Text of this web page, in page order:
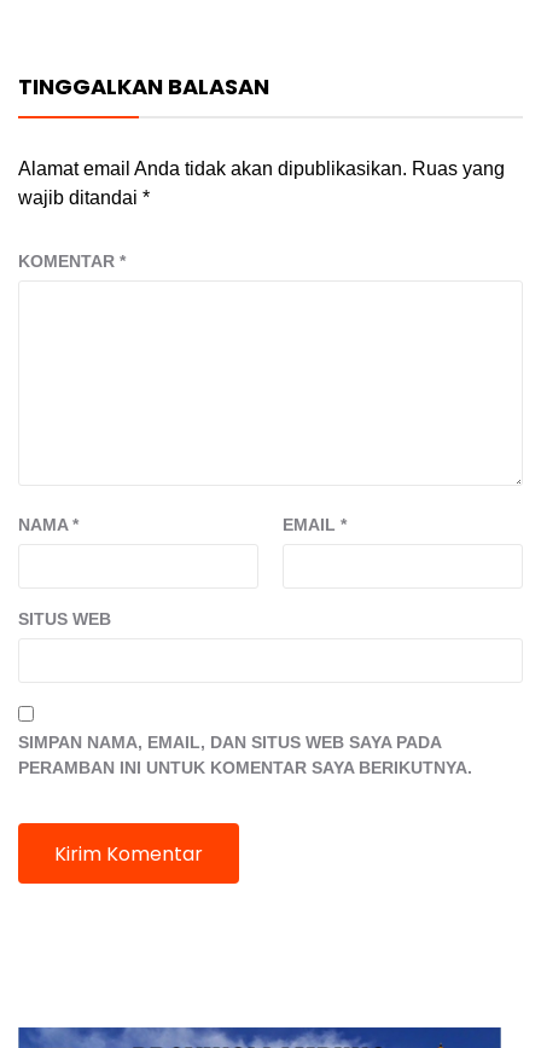
TINGGALKAN BALASAN
Alamat email Anda tidak akan dipublikasikan. Ruas yang
wajib ditandai *
KOMENTAR *
NAMA* EMAIL *
SITUS WEB
SIMPAN NAMA, EMAIL, DAN SITUS WEB SAYA PADA
PERAMBAN INI UNTUK KOMENTAR SAYA BERIKUTNYA.